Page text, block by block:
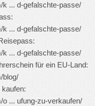
... d-gefalschte-passe/
... d-gefalschte-passe/
... d-gefalschte-passe/
für ein EU-Land:
blog/
... ufung-zu-verkaufen/